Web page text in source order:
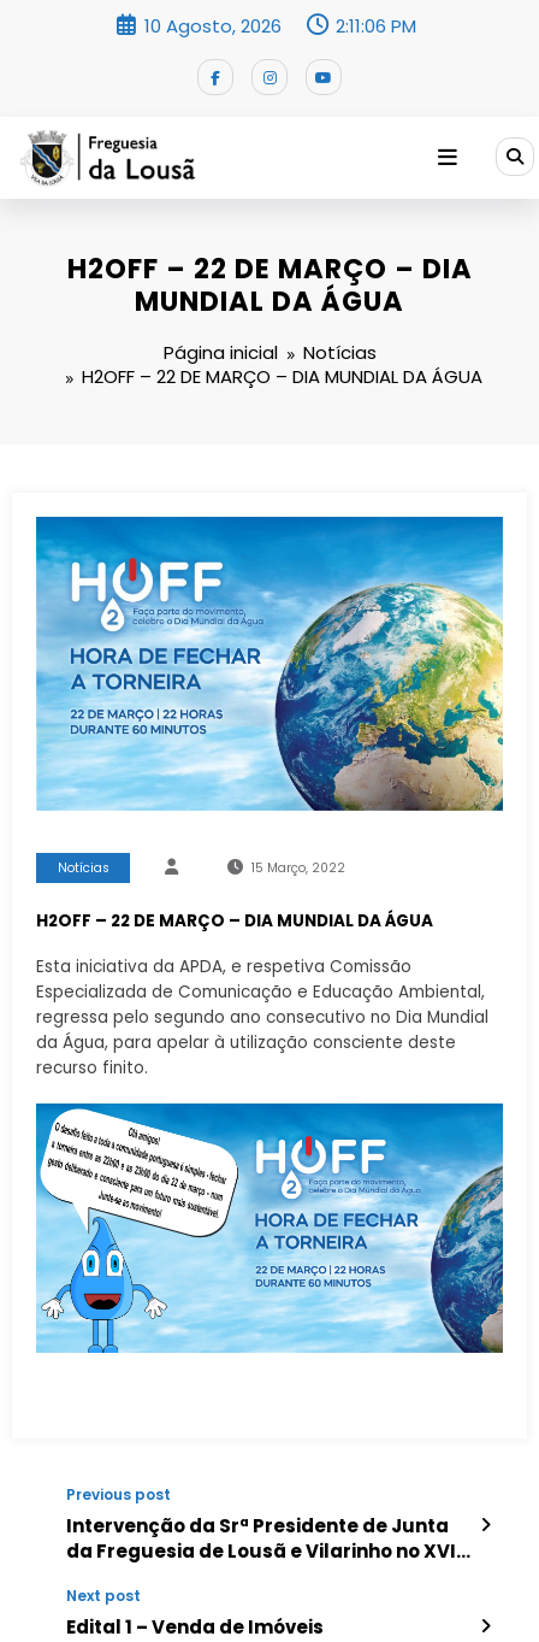
10 Agosto, 2026 2:11:07 PM
H2OFF – 22 DE MARÇO – DIA
MUNDIAL DA ÁGUA
Página inicial
Notícias
H2OFF – 22 DE MARÇO – DIA MUNDIAL DA ÁGUA
Notícias 15 Março, 2022
H2OFF – 22 DE MARÇO – DIA MUNDIAL DA ÁGUA
Esta iniciativa da APDA, e respetiva Comissão
Especializada de Comunicação e Educação Ambiental,
regressa pelo segundo ano consecutivo no Dia Mundial
da Água, para apelar à utilização consciente deste
recurso finito.
Previous post
Intervenção da Srª Presidente de Junta
da Freguesia de Lousã e Vilarinho no XVIII
Next post
Edital 1 – Venda de Imóveis